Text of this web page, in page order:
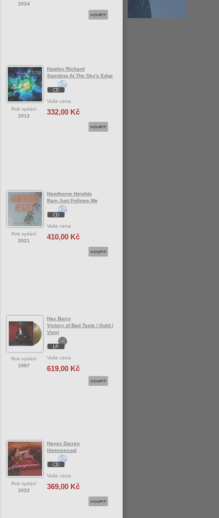
2024
Rok vydání
2012
Hawley Richard
Standing At The Sky's Edge
Vaše cena
332,00 Kč
Rok vydání
2021
Hawthorne Heights
Rain Just Follows Me
Vaše cena
410,00 Kč
Rok vydání
1987
Hay Barry
Victory of Bad Taste / Gold /
Vinyl
Vaše cena
619,00 Kč
Rok vydání
2022
Hayes Darren
Homosexual
Vaše cena
369,00 Kč